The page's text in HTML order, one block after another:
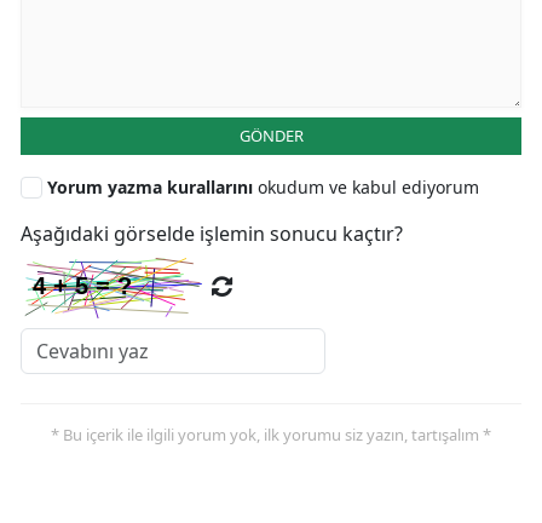
GÖNDER
Yorum yazma kurallarını okudum ve kabul ediyorum
Aşağıdaki görselde işlemin sonucu kaçtır?
* Bu içerik ile ilgili yorum yok, ilk yorumu siz yazın, tartışalım *